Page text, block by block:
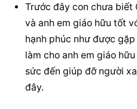
Trước đây con chưa biết
và anh em giáo hữu tốt
hạnh phúc như được
làm cho anh em giáo
sức đến giúp đỡ người
đây.